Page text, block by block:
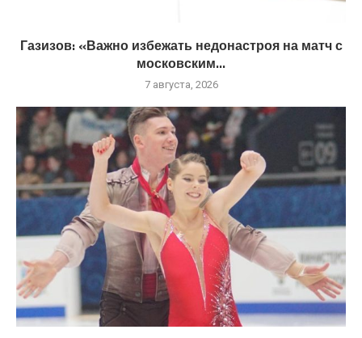
Газизов: «Важно избежать недонастроя на матч с
московским...
7 августа, 2026